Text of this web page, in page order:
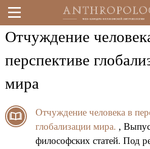
Перейти
Отчуждение
перспективе
мира
Отчуждение человека в
глобализации мира. ,
философских статей. Под